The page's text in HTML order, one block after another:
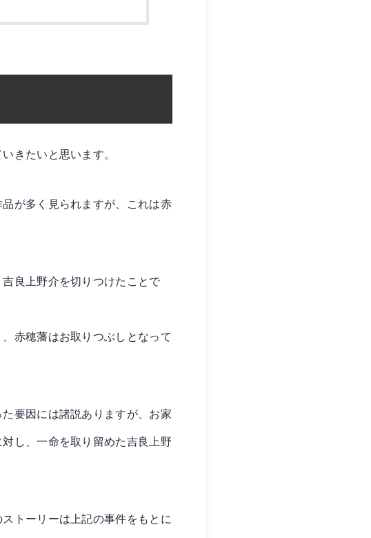
きたいと思います。
が多く見られますが、これは赤
良上野介を切りつけたことで
赤穂藩はお取りつぶしとなって
要因には諸説ありますが、お家
し、一命を取り留めた吉良上野
トーリーは上記の事件をもとに